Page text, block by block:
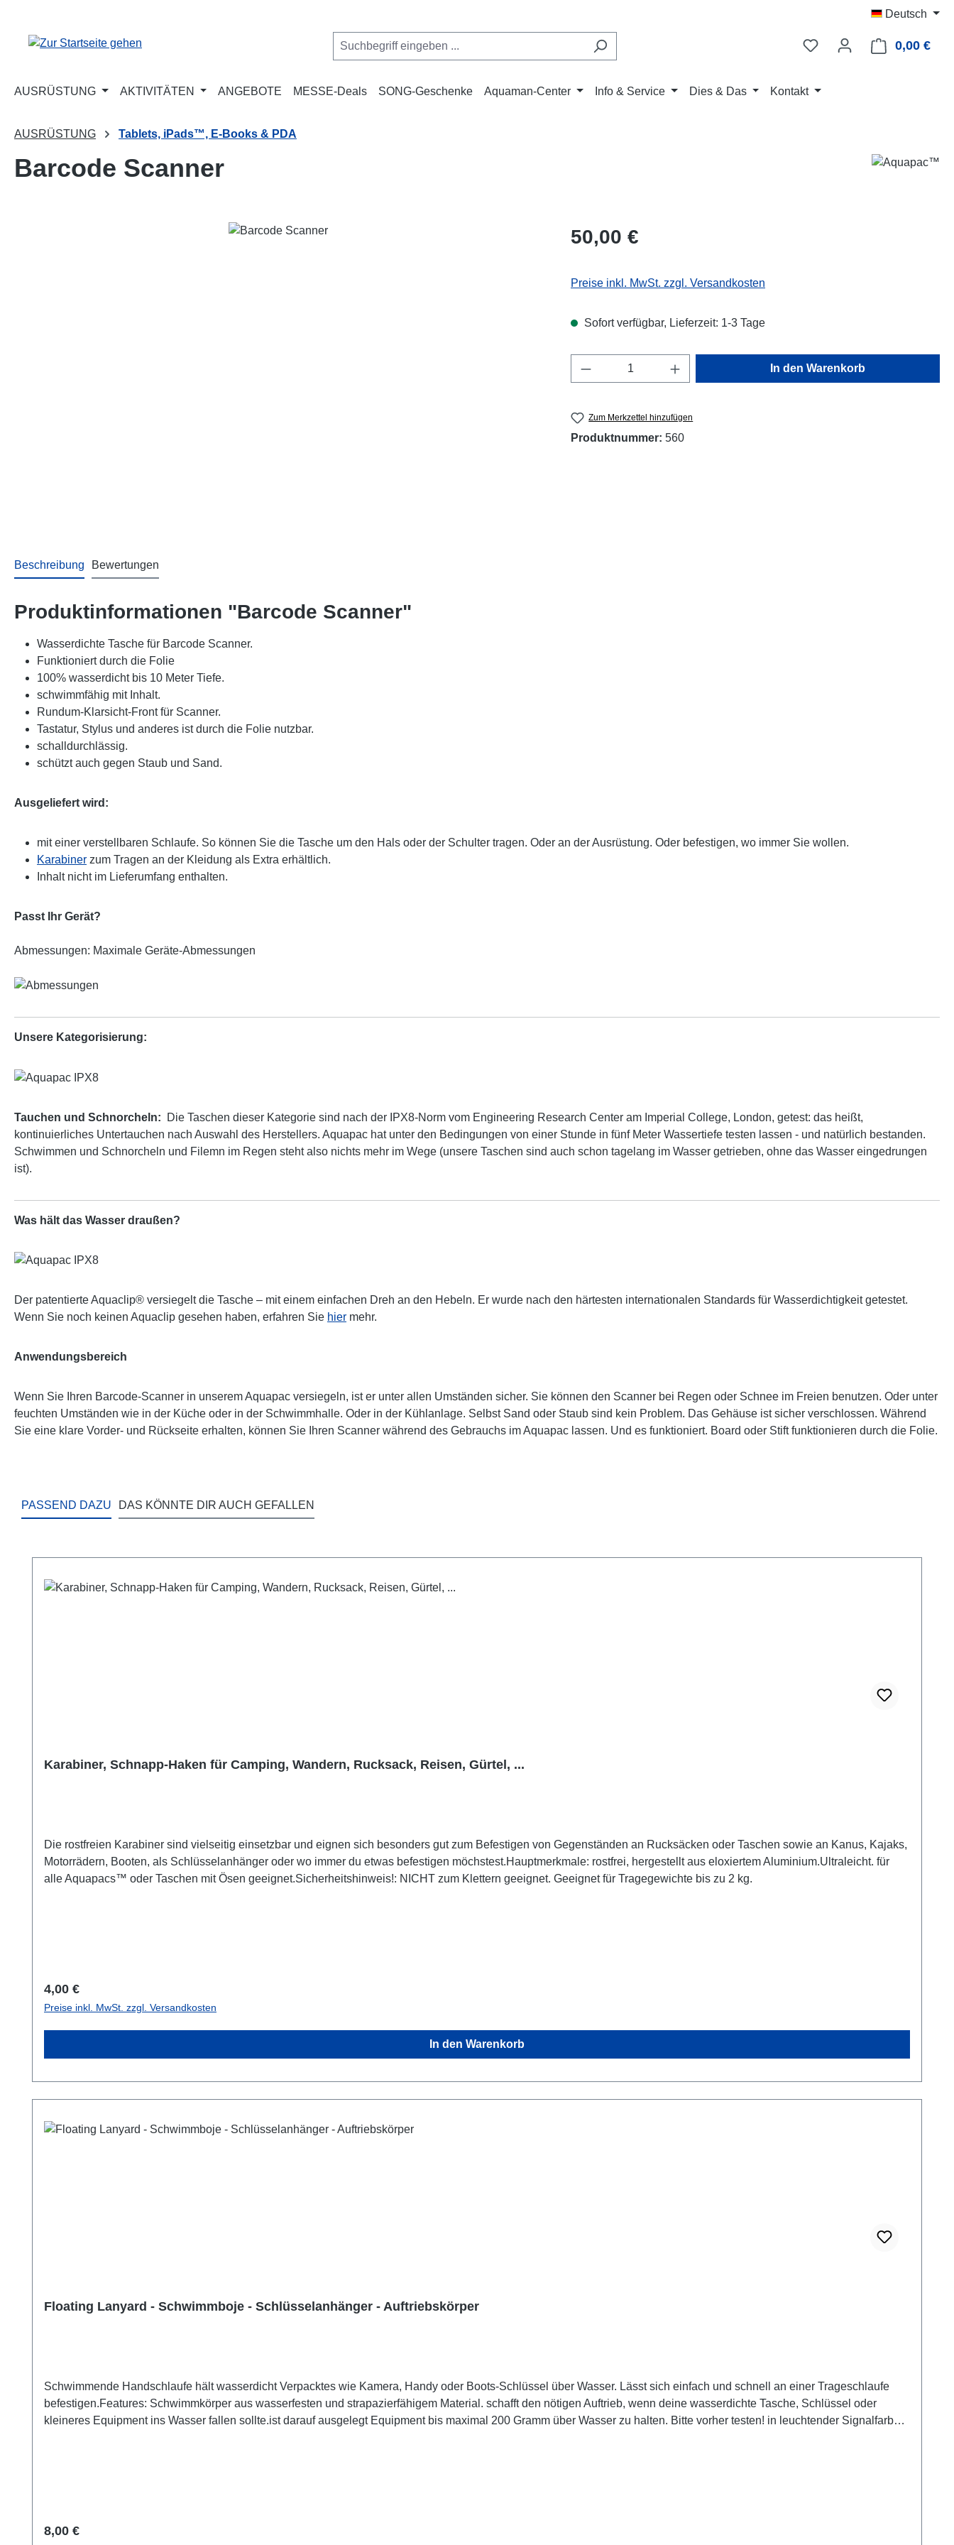
Deutsch
0,00 €
AUSRÜSTUNG AKTIVITÄTEN ANGEBOTE MESSE-Deals SONG-Geschenke Aquaman-Center Info & Service Dies & Das Kontakt
AUSRÜSTUNG Tablets, iPads™, E-Books & PDA
Barcode Scanner
Regulärer Preis:
50,00 €
Preise inkl. MwSt. zzgl. Versandkosten
Sofort verfügbar, Lieferzeit: 1-3 Tage
Produkt Anzahl: Gib den gewünschten Wert ein
In den Warenkorb
Zum Merkzettel hinzufügen
Produktnummer: 560
Beschreibung Bewertungen
Produktinformationen "Barcode Scanner"
Wasserdichte Tasche für Barcode Scanner.
Funktioniert durch die Folie
100% wasserdicht bis 10 Meter Tiefe.
schwimmfähig mit Inhalt.
Rundum-Klarsicht-Front für Scanner.
Tastatur, Stylus und anderes ist durch die Folie nutzbar.
schalldurchlässig.
schützt auch gegen Staub und Sand.
Ausgeliefert wird:
mit einer verstellbaren Schlaufe. So können Sie die Tasche um den Hals oder der Schulter tragen. Oder an der Ausrüstung. Oder befestigen, wo immer Sie wollen.
Karabiner zum Tragen an der Kleidung als Extra erhältlich.
Inhalt nicht im Lieferumfang enthalten.
Passt Ihr Gerät?
Abmessungen: Maximale Geräte-Abmessungen
Unsere Kategorisierung:
Tauchen und Schnorcheln:
Die Taschen dieser Kategorie sind nach der IPX8-Norm vom Engineering Research Center am Imperial College, London, getest: das heißt,
kontinuierliches Untertauchen nach Auswahl des Herstellers. Aquapac hat unter den Bedingungen von einer Stunde in fünf Meter Wassertiefe testen lassen - und natürlich bestanden.
Schwimmen und Schnorcheln und Filemn im Regen steht also nichts mehr im Wege (unsere Taschen sind auch schon tagelang im Wasser getrieben, ohne das Wasser eingedrungen
ist).
Was hält das Wasser draußen?
Der patentierte Aquaclip® versiegelt die Tasche – mit einem einfachen Dreh an den Hebeln. Er wurde nach den härtesten internationalen Standards für Wasserdichtigkeit getestet.
Wenn Sie noch keinen Aquaclip gesehen haben, erfahren Sie hier mehr.
Anwendungsbereich
Wenn Sie Ihren Barcode-Scanner in unserem Aquapac versiegeln, ist er unter allen Umständen sicher. Sie können den Scanner bei Regen oder Schnee im Freien benutzen. Oder unter
feuchten Umständen wie in der Küche oder in der Schwimmhalle. Oder in der Kühlanlage. Selbst Sand oder Staub sind kein Problem. Das Gehäuse ist sicher verschlossen. Während
Sie eine klare Vorder- und Rückseite erhalten, können Sie Ihren Scanner während des Gebrauchs im Aquapac lassen. Und es funktioniert. Board oder Stift funktionieren durch die Folie.
PASSEND DAZU DAS KÖNNTE DIR AUCH GEFALLEN
Karabiner, Schnapp-Haken für Camping, Wandern, Rucksack, Reisen, Gürtel, ...
Die rostfreien Karabiner sind vielseitig einsetzbar und eignen sich besonders gut zum Befestigen von Gegenständen an Rucksäcken oder Taschen sowie an Kanus, Kajaks,
Motorrädern, Booten, als Schlüsselanhänger oder wo immer du etwas befestigen möchstest.Hauptmerkmale: rostfrei, hergestellt aus eloxiertem Aluminium.Ultraleicht. für
alle Aquapacs™ oder Taschen mit Ösen geeignet.Sicherheitshinweis!: NICHT zum Klettern geeignet. Geeignet für Tragegewichte bis zu 2 kg.
Regulärer Preis:
4,00 €
Preise inkl. MwSt. zzgl. Versandkosten
In den Warenkorb
Floating Lanyard - Schwimmboje - Schlüsselanhänger - Auftriebskörper
Schwimmende Handschlaufe hält wasserdicht Verpacktes wie Kamera, Handy oder Boots-Schlüssel über Wasser. Lässt sich einfach und schnell an einer Trageschlaufe
befestigen.Features: Schwimmkörper aus wasserfesten und strapazierfähigem Material. schafft den nötigen Auftrieb, wenn deine wasserdichte Tasche, Schlüssel oder
kleineres Equipment ins Wasser fallen sollte.ist darauf ausgelegt Equipment bis maximal 200 Gramm über Wasser zu halten. Bitte vorher testen! in leuchtender Signalfarbe
Regulärer Preis:
8,00 €